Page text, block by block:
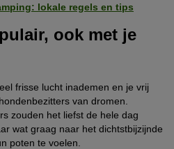
lokale regels en tips
ook met je
frisse lucht inademen en je vrij
van dromen.
zouden het liefst de hele dag
wat graag naar het dichtstbijzijnde
poten te voelen.